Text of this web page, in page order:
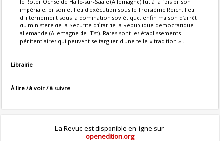
le Roter Ochse de Halle-sur-Saale (Allemagne) fut à la fois prison
impériale, prison et lieu d'exécution sous le Troisième Reich, lieu
d'internement sous la domination soviétique, enfin maison d’arrêt
du ministère de la Sécurité d'État de la République démocratique
allemande (Allemagne de l’Est). Rares sont les établissements
pénitentiaires qui peuvent se targuer d'une telle « tradition »...
Librairie
À lire / à voir / à suivre
La Revue est disponible en ligne sur
openedition.org